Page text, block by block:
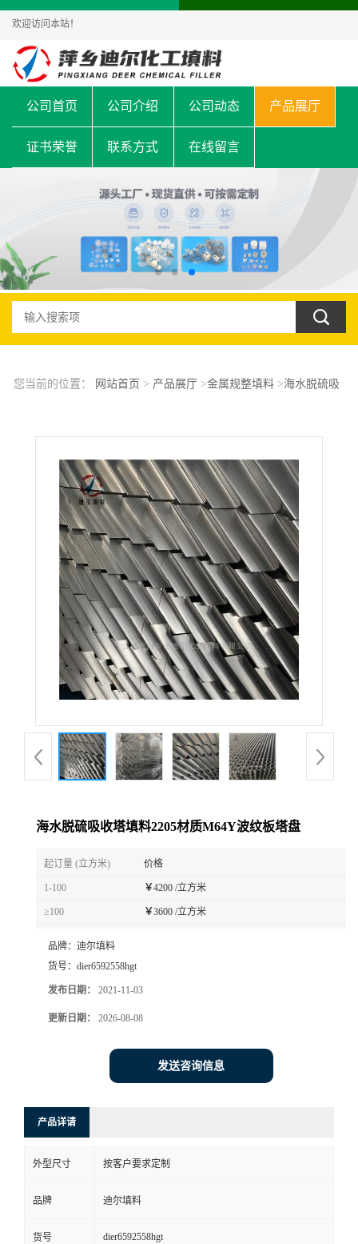
欢迎访问本站！
公司首页 公司介绍 公司动态 产品展厅
证书荣誉 联系方式 在线留言
您当前的位置： 网站首页 > 产品展厅>金属规整填料>海水脱硫吸
海水脱硫吸收塔填料2205材质M64Y波纹板塔盘
起订量 (立方米) 价格
1-100 ￥4200 /立方米
≥100 ￥3600 /立方米
品牌： 迪尔填料
货号： dier6592558hgt
发布日期： 2021-11-03
更新日期： 2026-08-08
发送咨询信息
产品详请
外型尺寸 按客户要求定制
品牌 迪尔填料
货号 dier6592558hgt